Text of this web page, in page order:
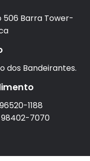
506 Barra Tower-
dos Bandeirantes.
1188
7070